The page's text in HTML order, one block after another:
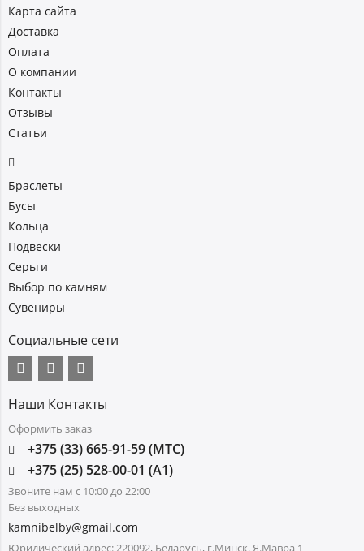
Карта сайта
Доставка
Оплата
О компании
Контакты
Отзывы
Статьи
Браслеты
Бусы
Кольца
Подвески
Серьги
Выбор по камням
Сувениры
Социальные сети
Наши Контакты
Оформить заказ
+375 (33) 665-91-59 (МТС)
+375 (25) 528-00-01 (А1)
Звоните нам с 10:00 до 22:00
Без выходных
kamnibelby@gmail.com
Юридический адрес: 220092, Беларусь, г.Минск, Я.Мавра 1